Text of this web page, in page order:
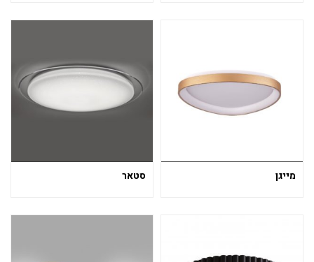
מייגן סטאר